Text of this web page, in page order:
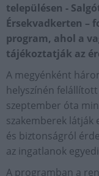
településen -
Érsekvadkerten –
program, ahol a
tájékoztatják az
A megyénként
helyszínén
szeptember óta
szakemberek látják
és biztonságról
az ingatlanok
A programban a